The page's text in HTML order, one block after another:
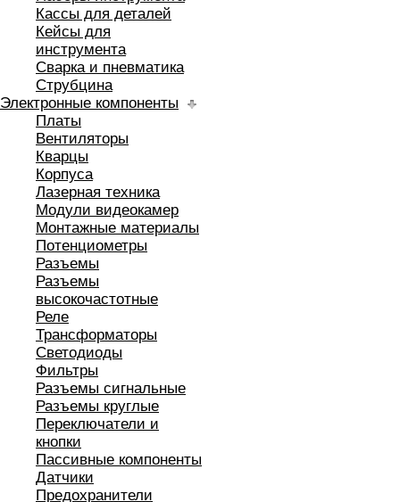
Кассы для деталей
Кейсы для
инструмента
Сварка и пневматика
Струбцина
Электронные компоненты
Платы
Вентиляторы
Кварцы
Корпуса
Лазерная техника
Модули видеокамер
Монтажные материалы
Потенциометры
Разъемы
Разъемы
высокочастотные
Реле
Трансформаторы
Светодиоды
Фильтры
Разъемы сигнальные
Разъемы круглые
Переключатели и
кнопки
Пассивные компоненты
Датчики
Предохранители